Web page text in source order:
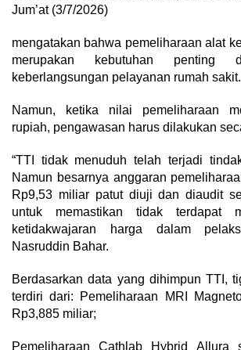
Jum’at (3/7/2026)
mengatakan bahwa pemeliharaan alat
merupakan kebutuhan penting
keberlangsungan pelayanan rumah sakit.
Namun, ketika nilai pemeliharaan
rupiah, pengawasan harus dilakukan
“TTI tidak menuduh telah terjadi
Namun besarnya anggaran
Rp9,53 miliar patut diuji dan diaudit
untuk memastikan tidak terdapat
ketidakwajaran harga dalam
Nasruddin Bahar.
Berdasarkan data yang dihimpun TTI,
terdiri dari: Pemeliharaan MRI
Rp3,885 miliar;
Pemeliharaan Cathlab Hybrid Allura